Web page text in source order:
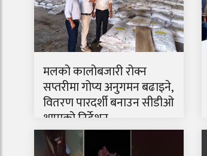
मलको कालोबजारी रोक्न
सप्तरीमा गोप्य अनुगमन बढाइने,
वितरण पारदर्शी बनाउन सीडीओ
थापाको निर्देशन